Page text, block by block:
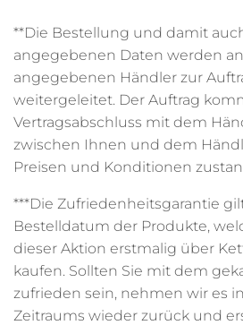
**Die Bestellung und damit
angegebenen Daten werden
angegebenen Händler zur
weitergeleitet. Der Auftrag
Vertragsabschluss mit dem
zwischen Ihnen und dem
Preisen und Konditionen
***Die Zufriedenheitsgarantie
Bestelldatum der Produkte,
dieser Aktion erstmalig über
kaufen. Sollten Sie mit dem
zufrieden sein, nehmen wir es
Zeitraums wieder zurück und